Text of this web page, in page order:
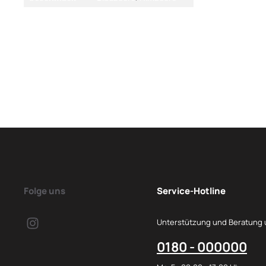
Folge uns Service-Hotline
Unterstützung und Beratung
0180 - 000000